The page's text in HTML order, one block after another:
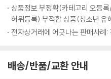
건축 외의 분야에서 어떤 작품을
어렵지만 공통점이 없는 양식들을
의식적인 문화적 참조들을 나타내
adiction in Architecture』(1966)
순수한?? 것보다는 혼성된 것, ??
상품정보 부정확(카테고리 오등
허위등록) 부적합 상품(청소년 유
전자상거래에 어긋나는 판매사례:
배송/반품/교환 안내